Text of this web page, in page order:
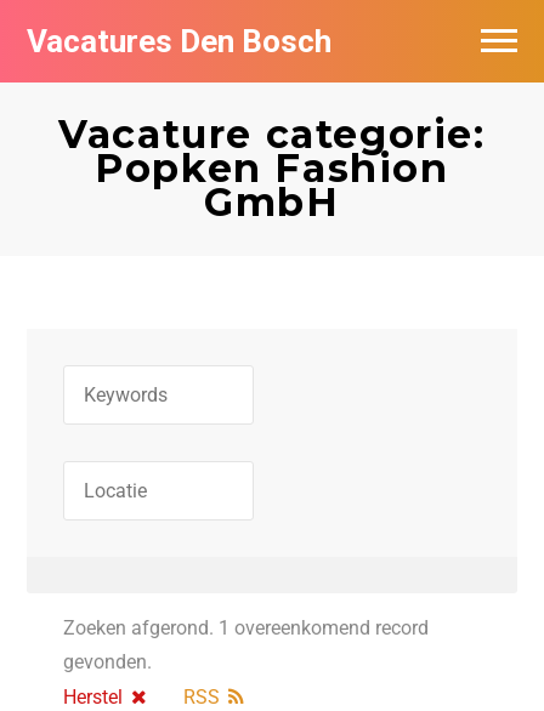
Vacatures Den Bosch
Vacature categorie:
Popken Fashion
GmbH
Zoeken afgerond. 1 overeenkomend record
gevonden.
Herstel
RSS
Vacatures per bedrijf in Den Bosch
De populairste vacatures in Den Bosch